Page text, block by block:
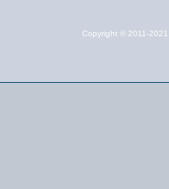
Copyright © 2011-